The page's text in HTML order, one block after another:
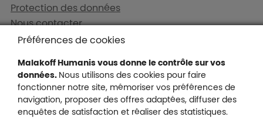
Protection des données
Nous contacter
Plan du site
Malakoff Humanis sur Facebook
Malakoff Humanis sur YouTube
Malakoff Humanis sur X
Malakoff Humanis
Préférences de cookies
Malakoff Humanis vous donne le contrôle sur vos
données. Nous utilisons des cookies pour faire
fonctionner notre site, mémoriser vos préférences de
navigation, proposer des offres adaptées, diffuser des
enquêtes de satisfaction et réaliser des statistiques.